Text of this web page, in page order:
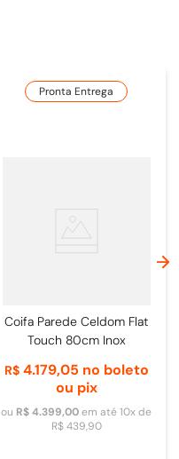
Pronta Entrega
Coifa Parede Celdom Flat
Touch 80cm Inox
R$ 4.179,05 no boleto
ou pix
ou R$ 4.399,00em até10x de
R$ 439,90